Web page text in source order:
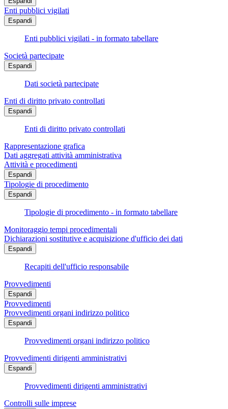
Enti pubblici vigilati
Espandi
Enti pubblici vigilati - in formato tabellare
Società partecipate
Espandi
Dati società partecipate
Enti di diritto privato controllati
Espandi
Enti di diritto privato controllati
Rappresentazione grafica
Dati aggregati attività amministrativa
Attività e procedimenti
Espandi
Tipologie di procedimento
Espandi
Tipologie di procedimento - in formato tabellare
Monitoraggio tempi procedimentali
Dichiarazioni sostitutive e acquisizione d'ufficio dei dati
Espandi
Recapiti dell'ufficio responsabile
Provvedimenti
Espandi
Provvedimenti
Provvedimenti organi indirizzo politico
Espandi
Provvedimenti organi indirizzo politico
Provvedimenti dirigenti amministrativi
Espandi
Provvedimenti dirigenti amministrativi
Controlli sulle imprese